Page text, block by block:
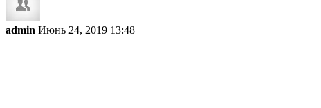
admin Июнь 24, 2019 13:48